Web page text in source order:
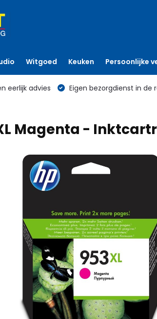
Witgoed Keuken Persoonlijke
eerlijk advies Eigen bezorgdienst in de
Magenta -